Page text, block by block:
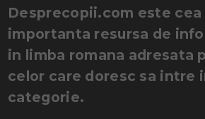
Desprecopii.com este cea
importanta resursa de
in limba romana adresata
celor care doresc sa intre
categorie.